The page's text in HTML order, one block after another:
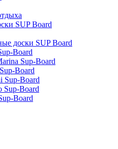
SUP Board
доски SUP Board
Board
Sup-Board
Board
Sup-Board
Sup-Board
Board